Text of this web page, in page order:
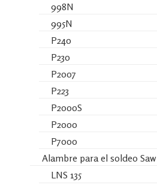
998N
995N
P240
P230
P2007
P223
P2000S
P2000
P7000
Alambre para el soldeo Saw
LNS 135